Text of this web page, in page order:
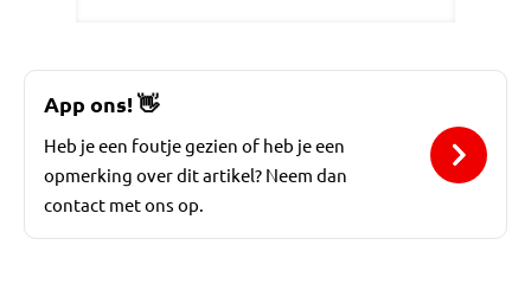
App ons!👋
Heb je een foutje gezien of heb je een
opmerking over dit artikel? Neem dan
contact met ons op.